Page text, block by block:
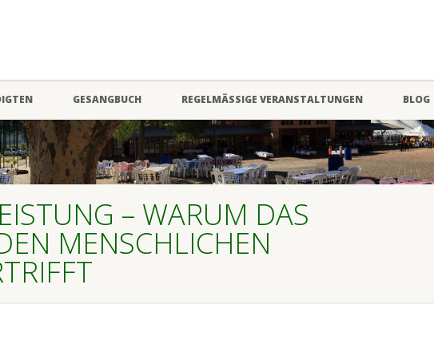
GESANGBUCH REGELMÄSSIGE VERANSTALTUNGEN BLOG
– WARUM DAS
MENSCHLICHEN